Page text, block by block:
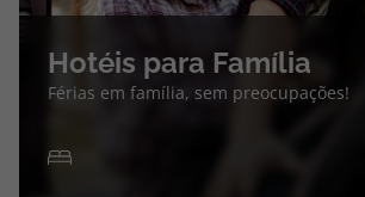
Hotéis para Família
Férias em família, sem preocupações!